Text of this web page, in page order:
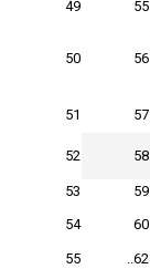
49
55
50 56
51 57
52 58
53 59
54
60
55 ..62